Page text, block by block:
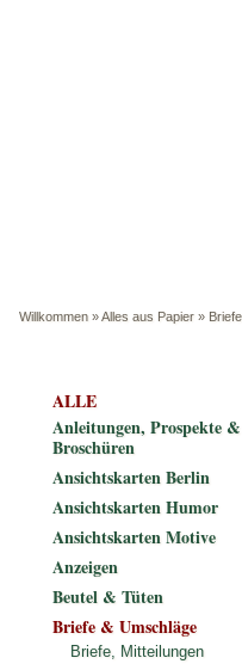
Willkommen »Alles aus Papier »
ALLE
Anleitungen, Prospekte &
Broschüren
Ansichtskarten Berlin
Ansichtskarten Humor
Ansichtskarten Motive
Anzeigen
Beutel & Tüten
Briefe & Umschläge
Briefe, Mitteilungen